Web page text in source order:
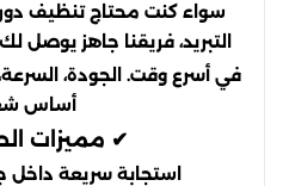
سواء كنت محتاج تنظيف
التبريد، فريقنا جاهز
في أسرع وقت. الجودة،
أساس
✔ مميزات
استجابة سريعة